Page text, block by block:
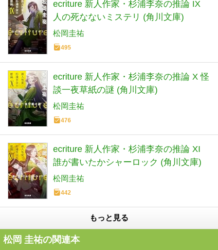
ecriture 新人作家・杉浦李奈の推論 IX
人の死なないミステリ (角川文庫)
松岡圭祐
495
ecriture 新人作家・杉浦李奈の推論 X 怪
談一夜草紙の謎 (角川文庫)
松岡圭祐
476
ecriture 新人作家・杉浦李奈の推論 XI
誰が書いたかシャーロック (角川文庫)
松岡圭祐
442
もっと見る
松岡 圭祐の関連本